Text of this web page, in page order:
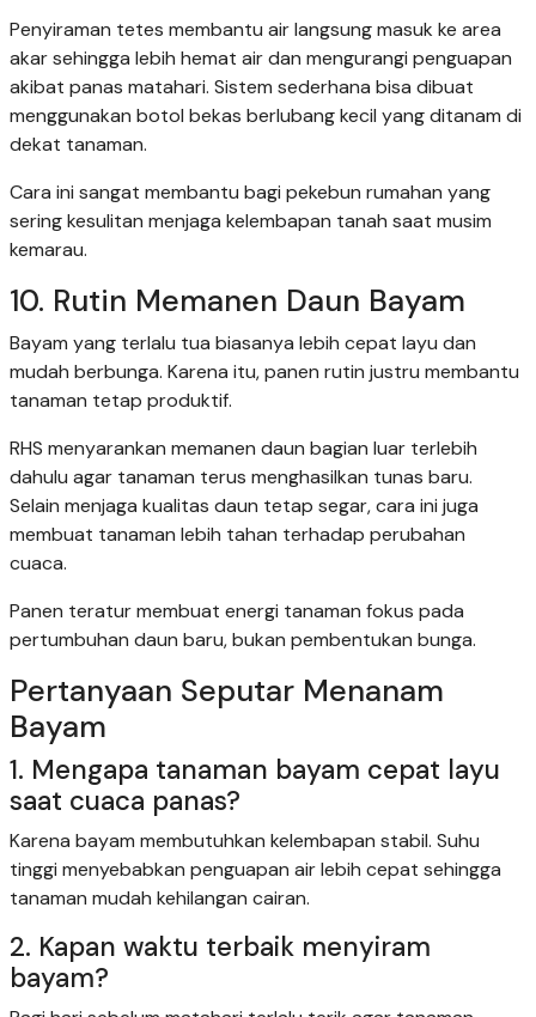
Penyiraman tetes membantu air langsung masuk ke area
akar sehingga lebih hemat air dan mengurangi penguapan
akibat panas matahari. Sistem sederhana bisa dibuat
menggunakan botol bekas berlubang kecil yang ditanam di
dekat tanaman.
Cara ini sangat membantu bagi pekebun rumahan yang
sering kesulitan menjaga kelembapan tanah saat musim
kemarau.
10. Rutin Memanen Daun Bayam
Bayam yang terlalu tua biasanya lebih cepat layu dan
mudah berbunga. Karena itu, panen rutin justru membantu
tanaman tetap produktif.
RHS menyarankan memanen daun bagian luar terlebih
dahulu agar tanaman terus menghasilkan tunas baru.
Selain menjaga kualitas daun tetap segar, cara ini juga
membuat tanaman lebih tahan terhadap perubahan
cuaca.
Panen teratur membuat energi tanaman fokus pada
pertumbuhan daun baru, bukan pembentukan bunga.
Pertanyaan Seputar Menanam
Bayam
1. Mengapa tanaman bayam cepat layu
saat cuaca panas?
Karena bayam membutuhkan kelembapan stabil. Suhu
tinggi menyebabkan penguapan air lebih cepat sehingga
tanaman mudah kehilangan cairan.
2. Kapan waktu terbaik menyiram
bayam?